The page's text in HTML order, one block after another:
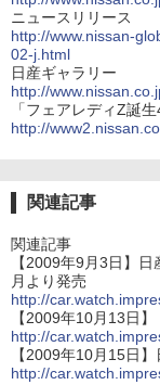
ニュースリリース
http://www.nissan-
02-j.html
日産ギャラリー
http://
「フェアレディZ誕
http://
関連記事
関連記事
【2009年9月3日】
月より発売
http://
【2009年10月13日
http://
【2009年10月15日
http://